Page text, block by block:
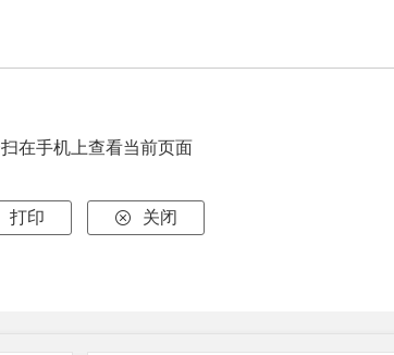
在手机上查看当前页面
打印  关闭